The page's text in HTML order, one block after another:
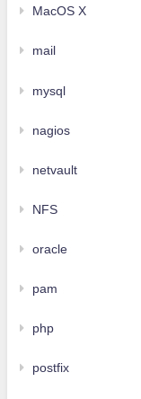
MacOS X
mail
mysql
nagios
netvault
NFS
oracle
pam
php
postfix